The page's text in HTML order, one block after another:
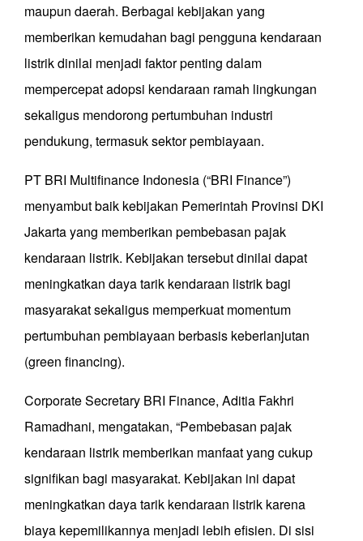
maupun daerah. Berbagai kebijakan yang
memberikan kemudahan bagi pengguna kendaraan
listrik dinilai menjadi faktor penting dalam
mempercepat adopsi kendaraan ramah lingkungan
sekaligus mendorong pertumbuhan industri
pendukung, termasuk sektor pembiayaan.
PT BRI Multifinance Indonesia (“BRI Finance”)
menyambut baik kebijakan Pemerintah Provinsi DKI
Jakarta yang memberikan pembebasan pajak
kendaraan listrik. Kebijakan tersebut dinilai dapat
meningkatkan daya tarik kendaraan listrik bagi
masyarakat sekaligus memperkuat momentum
pertumbuhan pembiayaan berbasis keberlanjutan
(green financing).
Corporate Secretary BRI Finance, Aditia Fakhri
Ramadhani, mengatakan, “Pembebasan pajak
kendaraan listrik memberikan manfaat yang cukup
signifikan bagi masyarakat. Kebijakan ini dapat
meningkatkan daya tarik kendaraan listrik karena
biaya kepemilikannya menjadi lebih efisien. Di sisi